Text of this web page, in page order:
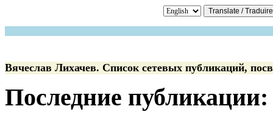
Вячеслав Лихачев. Список сетевых публикаций,
Последние публикации: